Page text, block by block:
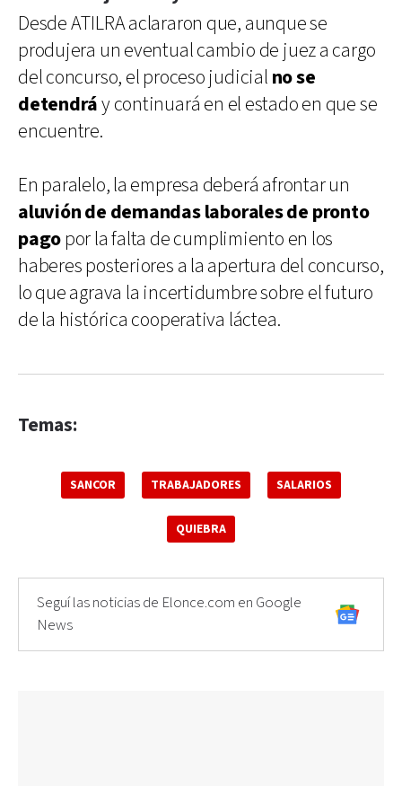
Desde ATILRA aclararon que, aunque se
produjera un eventual cambio de juez a cargo
del concurso, el proceso judicial no se
detendráy continuará en el estado en que se
encuentre.
En paralelo, la empresa deberá afrontar un
aluvión de demandas laborales de pronto
pagopor la falta de cumplimiento en los
haberes posteriores a la apertura del concurso,
lo que agrava la incertidumbre sobre el futuro
de la histórica cooperativa láctea.
Temas:
SANCOR TRABAJADORES SALARIOS
QUIEBRA
Seguí las noticias de Elonce.com en Google
News